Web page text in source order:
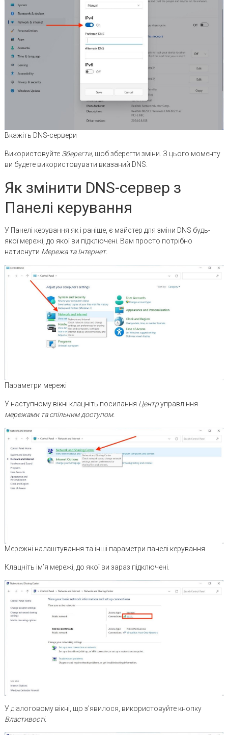
Вкажіть DNS-сервери
Використовуйте Зберегти, щоб зберегти зміни. З цього моменту
ви будете використовувати вказаний DNS.
Як змінити DNS-сервер з
Панелі керування
У Панелі керування як і раніше, є майстер для зміни DNS будь-
якої мережі, до якої ви підключені. Вам просто потрібно
натиснути Мережа та Інтернет.
Параметри мережі
У наступному вікні клацніть посилання Центруправління
мережами та спільним доступом.
Мережні налаштування та інші параметри панелі керування
Клацніть ім’я мережі, до якої ви зараз підключені.
У діалоговому вікні, що з’явилося, використовуйте кнопку
Властивості.